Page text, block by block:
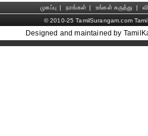
முகப்பு | நாங்கள் | உங்கள் கருத்து |
© 2010-25 TamilSurangam.com
Designed and maintained by